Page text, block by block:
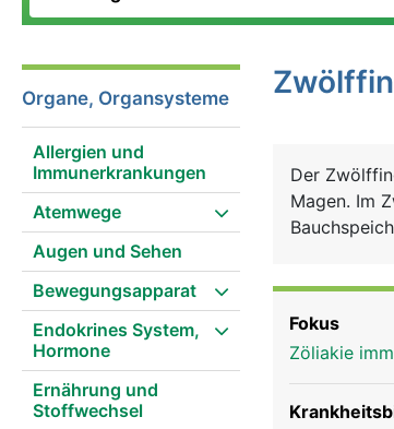
Organe, Organsysteme
Allergien und
Immunerkrankungen
Atemwege
Augen und Sehen
Bewegungsapparat
Endokrines System,
Hormone
Ernährung und
Stoffwechsel
Der
Magen. Im
Fokus
Zöliakie